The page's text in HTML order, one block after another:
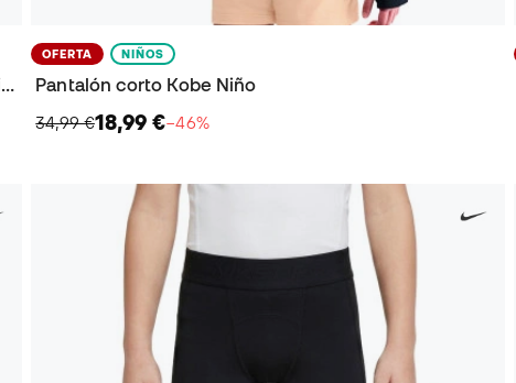
OFERTA NIÑOS
Pantalón corto Kobe Niño
34,99 €18,99 €−46%